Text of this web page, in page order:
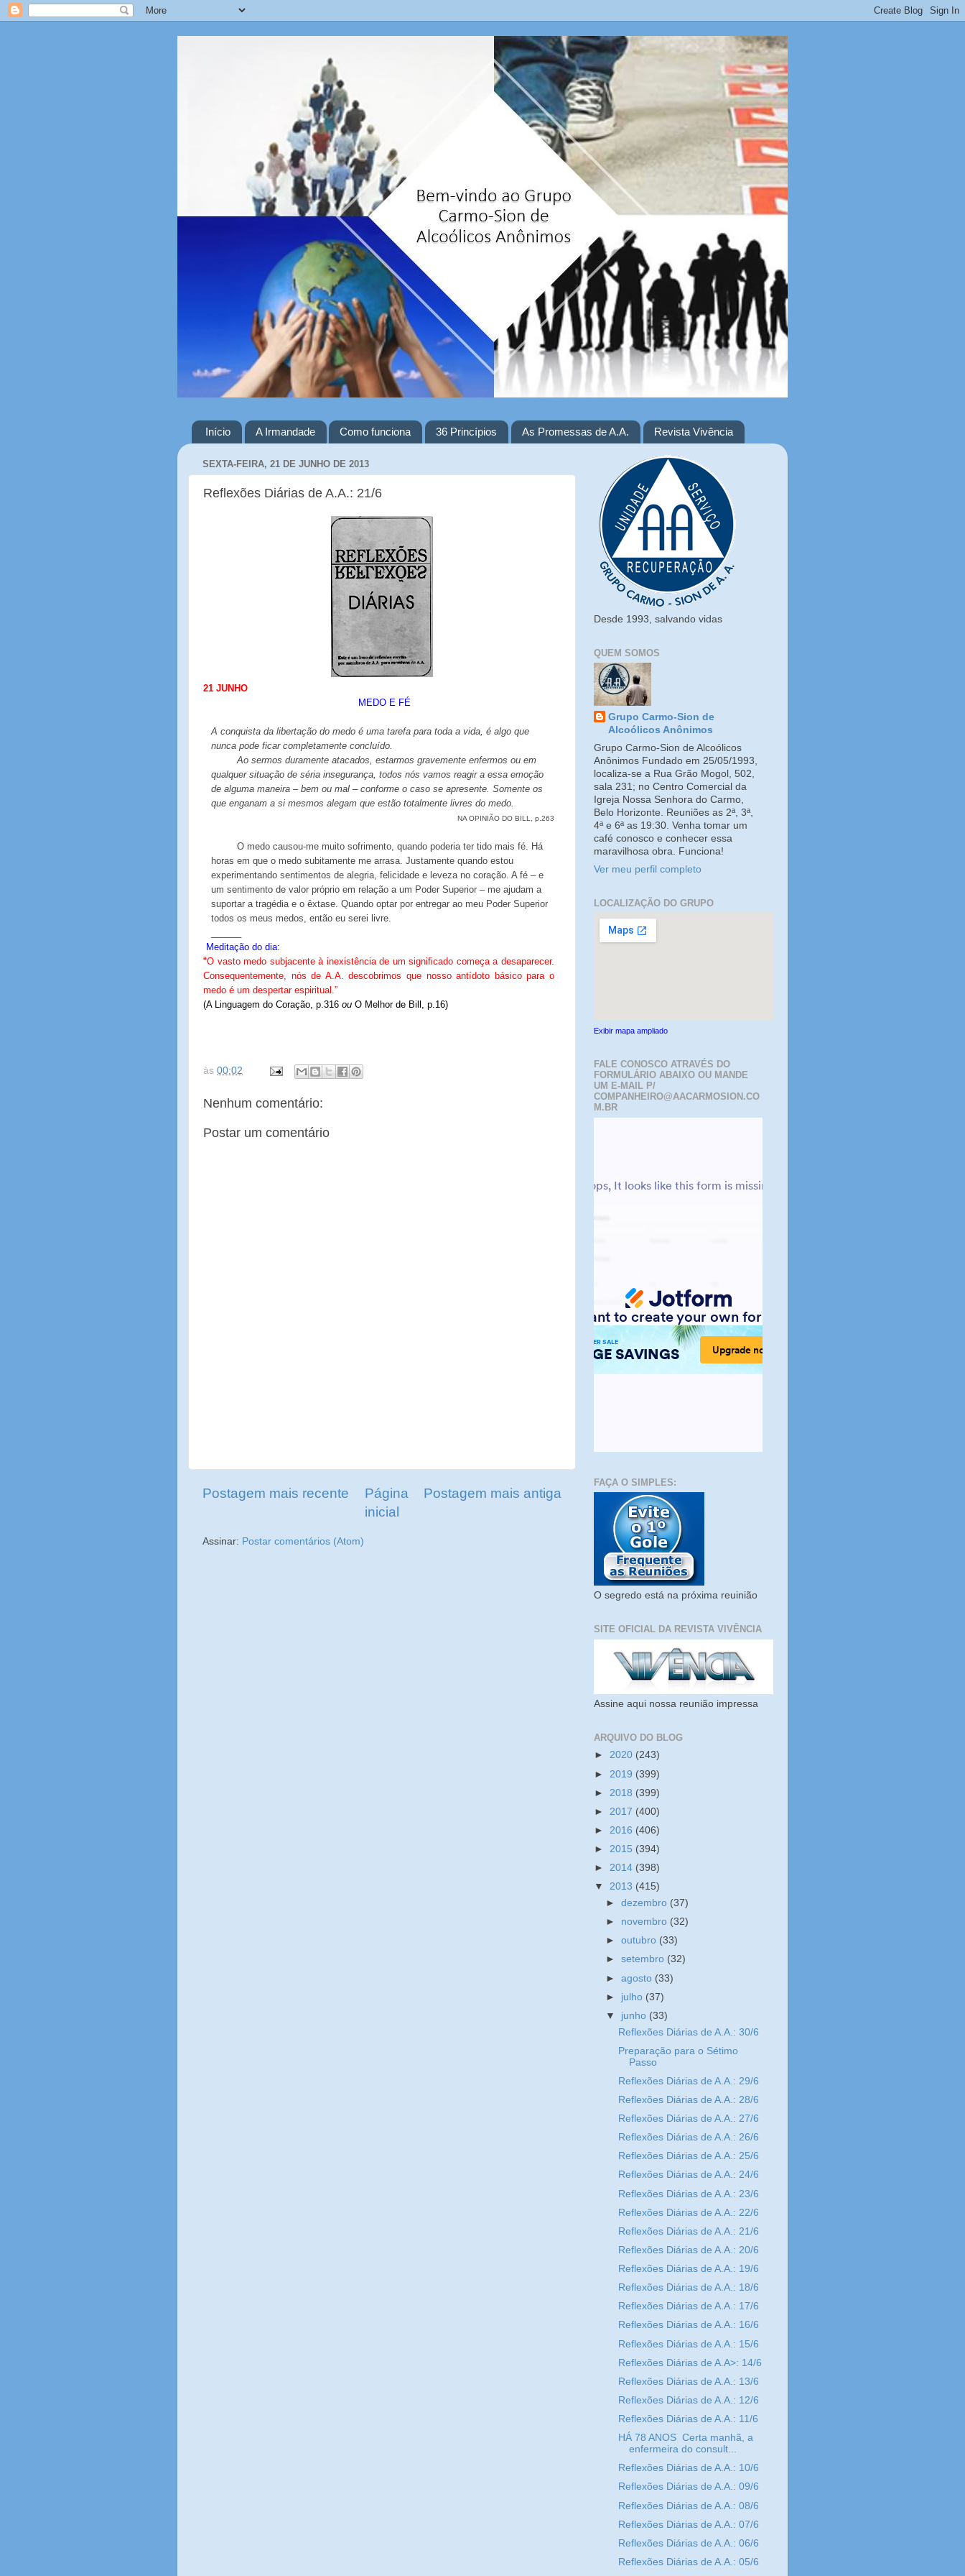
Início A Irmandade Como funciona 36 Princípios As Promessas de A.A. Revista Vivência
SEXTA-FEIRA, 21 DE JUNHO DE 2013
Reflexões Diárias de A.A.: 21/6
21 JUNHO
MEDO E FÉ
A conquista da libertação do medo é uma tarefa para toda a vida, é algo que
nunca pode ficar completamente concluído.
Ao sermos duramente atacados, estarmos gravemente enfermos ou em
qualquer situação de séria insegurança, todos nós vamos reagir a essa emoção
de alguma maneira – bem ou mal – conforme o caso se apresente. Somente os
que enganam a si mesmos alegam que estão totalmente livres do medo.
NA OPINIÃO DO BILL, p.263
O medo causou-me muito sofrimento, quando poderia ter tido mais fé. Há
horas em que o medo subitamente me arrasa. Justamente quando estou
experimentando sentimentos de alegria, felicidade e leveza no coração. A fé – e
um sentimento de valor próprio em relação a um Poder Superior – me ajudam a
suportar a tragédia e o êxtase. Quando optar por entregar ao meu Poder Superior
todos os meus medos, então eu serei livre.
Meditação do dia:
“O vasto medo subjacente à inexistência de um significado começa a desaparecer.
Consequentemente, nós de A.A. descobrimos que nosso antídoto básico para o
medo é um despertar espiritual.”
(A Linguagem do Coração, p.316 ou O Melhor de Bill, p.16)
às 00:02
Nenhum comentário:
Postar um comentário
Postagem mais recente Postagem mais antiga
Página
inicial
Assinar: Postar comentários (Atom)
Desde 1993, salvando vidas
QUEM SOMOS
Grupo Carmo-Sion de
Alcoólicos Anônimos
Grupo Carmo-Sion de Alcoólicos
Anônimos Fundado em 25/05/1993,
localiza-se a Rua Grão Mogol, 502,
sala 231; no Centro Comercial da
Igreja Nossa Senhora do Carmo,
Belo Horizonte. Reuniões as 2ª, 3ª,
4ª e 6ª as 19:30. Venha tomar um
café conosco e conhecer essa
maravilhosa obra. Funciona!
Ver meu perfil completo
LOCALIZAÇÃO DO GRUPO
Exibir mapa ampliado
FALE CONOSCO ATRAVÉS DO
FORMULÁRIO ABAIXO OU MANDE
UM E-MAIL P/
COMPANHEIRO@AACARMOSION.CO
M.BR
FAÇA O SIMPLES:
O segredo está na próxima reuinião
SITE OFICIAL DA REVISTA VIVÊNCIA
Assine aqui nossa reunião impressa
ARQUIVO DO BLOG
► 2020 (243)
► 2019 (399)
► 2018 (399)
► 2017 (400)
► 2016 (406)
► 2015 (394)
► 2014 (398)
▼ 2013 (415)
►dezembro (37)
► novembro (32)
►outubro (33)
►setembro (32)
►agosto (33)
► julho (37)
▼ junho (33)
Reflexões Diárias de A.A.: 30/6
Preparação para o Sétimo
Passo
Reflexões Diárias de A.A.: 29/6
Reflexões Diárias de A.A.: 28/6
Reflexões Diárias de A.A.: 27/6
Reflexões Diárias de A.A.: 26/6
Reflexões Diárias de A.A.: 25/6
Reflexões Diárias de A.A.: 24/6
Reflexões Diárias de A.A.: 23/6
Reflexões Diárias de A.A.: 22/6
Reflexões Diárias de A.A.: 21/6
Reflexões Diárias de A.A.: 20/6
Reflexões Diárias de A.A.: 19/6
Reflexões Diárias de A.A.: 18/6
Reflexões Diárias de A.A.: 17/6
Reflexões Diárias de A.A.: 16/6
Reflexões Diárias de A.A.: 15/6
Reflexões Diárias de A.A>: 14/6
Reflexões Diárias de A.A.: 13/6
Reflexões Diárias de A.A.: 12/6
Reflexões Diárias de A.A.: 11/6
HÁ 78 ANOS Certa manhã, a
enfermeira do consult...
Reflexões Diárias de A.A.: 10/6
Reflexões Diárias de A.A.: 09/6
Reflexões Diárias de A.A.: 08/6
Reflexões Diárias de A.A.: 07/6
Reflexões Diárias de A.A.: 06/6
Reflexões Diárias de A.A.: 05/6